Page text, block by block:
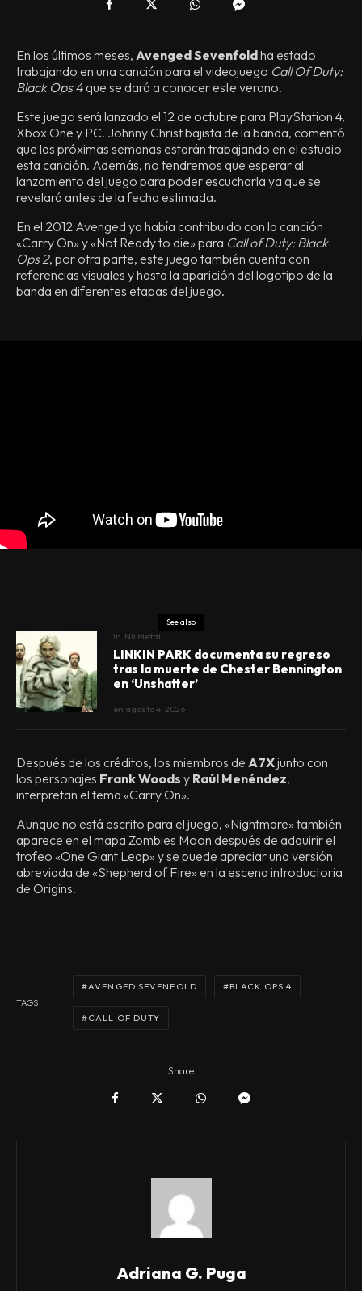
En los últimos meses, Avenged Sevenfoldha estado
trabajando en una canción para el videojuego Call Of Duty:
Black Ops 4 que se dará a conocer este verano.
Este juego será lanzado el 12 de octubre para PlayStation 4,
Xbox One y PC. Johnny Christ bajista de la banda, comentó
que las próximas semanas estarán trabajando en el estudio
esta canción. Además, no tendremos que esperar al
lanzamiento del juego para poder escucharla ya que se
revelará antes de la fecha estimada.
En el 2012 Avenged ya había contribuido con la canción
«Carry On» y «Not Ready to die» para Call of Duty: Black
Ops 2, por otra parte, este juego también cuenta con
referencias visuales y hasta la aparición del logotipo de la
banda en diferentes etapas del juego.
See also
In Nü Metal
LINKIN PARK documenta su regreso
tras la muerte de Chester Bennington
en ‘Unshatter’
en agosto 4, 2026
Después de los créditos, los miembros de A7Xjunto con
los personajes Frank Woods y Raúl Menéndez,
interpretan el tema «Carry On».
Aunque no está escrito para el juego, «Nightmare» también
aparece en el mapa Zombies Moon después de adquirir el
trofeo «One Giant Leap» y se puede apreciar una versión
abreviada de «Shepherd of Fire» en la escena introductoria
de Origins.
TAGS
AVENGED SEVENFOLD BLACK OPS 4
CALL OF DUTY
Share
Adriana G. Puga